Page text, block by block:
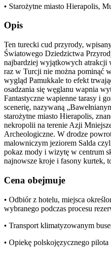
• Starożytne miasto Hierapolis,
Opis
Ten turecki cud przyrody,
Światowego Dziedzictwa
najbardziej wyjątkowych atrakcji
raz w Turcji nie można pominąć
wygląd Pamukkale to efekt
osadzania się węglanu wapnia
Fantastyczne wapienne tarasy i
scenerię, nazywaną
starożytne miasto Hierapolis,
nekropolii na terenie Azji
Archeologiczne. W drodze
malowniczym jeziorem Salda
pokaz mody i wizytę w centrum
najnowsze kroje i fasony kurtek,
Cena obejmuje
• Odbiór z hotelu, miejsca
wybranego podczas procesu
• Transport klimatyzowanym
• Opiekę polskojęzycznego pilota